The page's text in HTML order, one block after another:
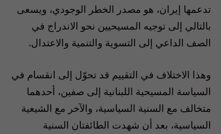
تدعمها إيران، هو مصدر الخطر الوجودي، ويسعى
بالتالي إلى توجيه المسيحيين نحو الاندراج في
الصف الداعي إلى التسوية والتنمية والاعتدال.
وهذا الاختلاف في التقييم قد تحوّل إلى انقسام في
السياسة المسيحية اللبنانية إلى صفين، أحدهما
متخالف مع السنية السياسية، والآخر مع الشيعية
السياسية، بعد أن شهدت الطائفتان السنية